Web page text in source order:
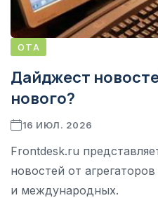
ОТА
Дайджест
нового?
16 ИЮЛ. 2026
Frontdesk.ru
новостей от
и международных.